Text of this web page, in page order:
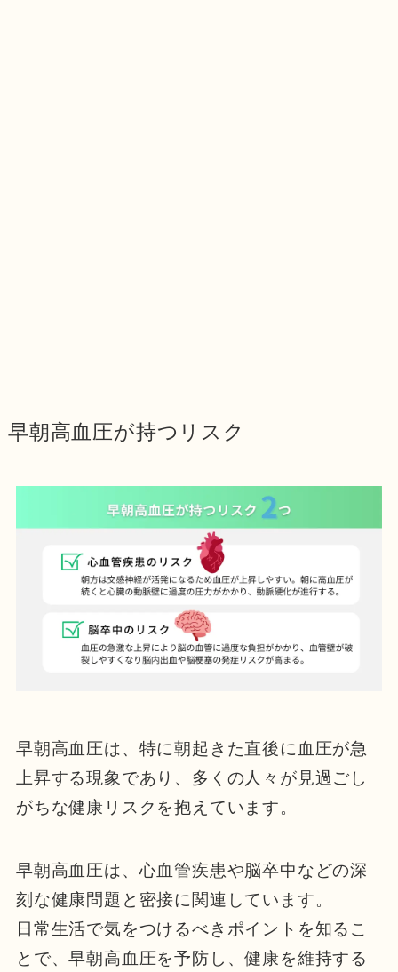
早朝高血圧が持つリスク
早朝高血圧は、特に朝起きた直後に血圧が急
上昇する現象であり、多くの人々が見過ごし
がちな健康リスクを抱えています。
早朝高血圧は、心血管疾患や脳卒中などの深
刻な健康問題と密接に関連しています。
日常生活で気をつけるべきポイントを知るこ
とで、早朝高血圧を予防し、健康を維持する